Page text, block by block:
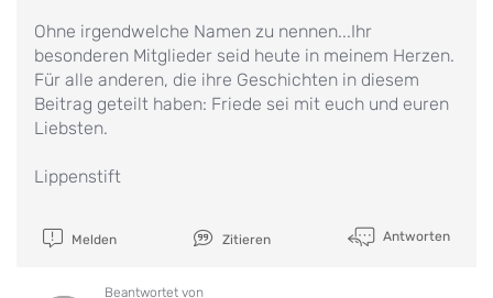
Ohne irgendwelche Namen zu nennen...Ihr
besonderen Mitglieder seid heute in meinem Herzen.
Für alle anderen, die ihre Geschichten in diesem
Beitrag geteilt haben: Friede sei mit euch und euren
Liebsten.
Lippenstift
Melden Zitieren Antworten
Beantwortet von